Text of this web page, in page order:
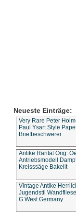
Neueste Einträge:
Very Rare Peter
Paul Ysart Style
Briefbeschwerer
Antike Rarität Orig.
Antriebsmodell
Kreisssäge Bakelit
Vintage Antike
Jugendstil
G West Germany